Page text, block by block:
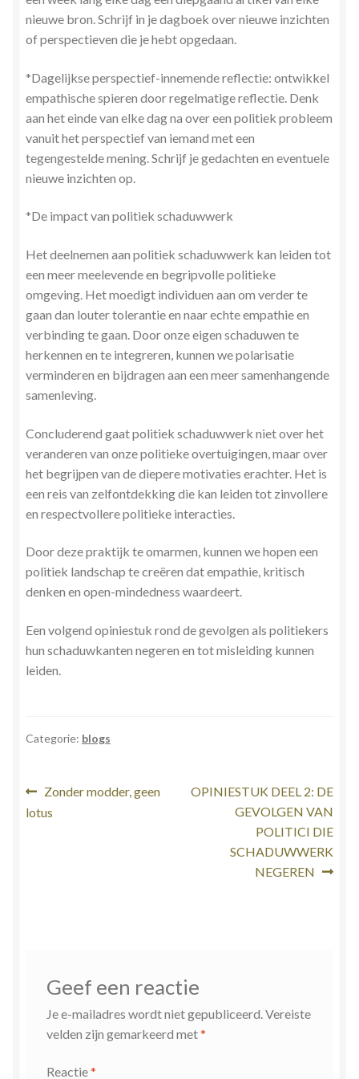
nieuwe bron. Schrijf in je dagboek over nieuwe inzichten
of perspectieven die je hebt opgedaan.
*Dagelijkse perspectief-innemende reflectie: ontwikkel
empathische spieren door regelmatige reflectie. Denk
aan het einde van elke dag na over een politiek probleem
vanuit het perspectief van iemand met een
tegengestelde mening. Schrijf je gedachten en eventuele
nieuwe inzichten op.
*De impact van politiek schaduwwerk
Het deelnemen aan politiek schaduwwerk kan leiden tot
een meer meelevende en begripvolle politieke
omgeving. Het moedigt individuen aan om verder te
gaan dan louter tolerantie en naar echte empathie en
verbinding te gaan. Door onze eigen schaduwen te
herkennen en te integreren, kunnen we polarisatie
verminderen en bijdragen aan een meer samenhangende
samenleving.
Concluderend gaat politiek schaduwwerk niet over het
veranderen van onze politieke overtuigingen, maar over
het begrijpen van de diepere motivaties erachter. Het is
een reis van zelfontdekking die kan leiden tot zinvollere
en respectvollere politieke interacties.
Door deze praktijk te omarmen, kunnen we hopen een
politiek landschap te creëren dat empathie, kritisch
denken en open-mindedness waardeert.
Een volgend opiniestuk rond de gevolgen als politiekers
hun schaduwkanten negeren en tot misleiding kunnen
leiden.
Categorie: blogs
Bericht
navigatie
Vorig
bericht:
Zonder modder, geen
lotus
Volgend
OPINIESTUK DEEL 2: DE
GEVOLGEN VAN
POLITICI DIE
SCHADUWWERK
NEGEREN
Geef een reactie
Je e-mailadres wordt niet gepubliceerd. Vereiste
velden zijn gemarkeerd met*
Reactie*